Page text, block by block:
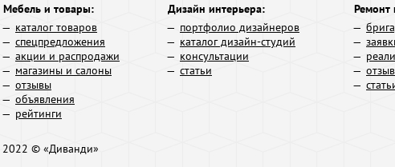
Мебель и товары:
каталог товаров
спецпредложения
акции и распродажи
магазины и салоны
отзывы
объявления
рейтинги
Дизайн интерьера:
портфолио дизайнеров
каталог дизайн-студий
консультации
статьи
Ремонт
2022 © «Диванди»